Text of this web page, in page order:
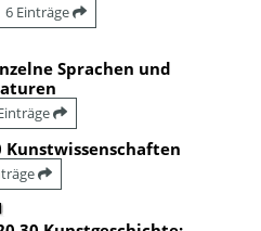
6 Einträge
Sprachen und
Kunstwissenschaften